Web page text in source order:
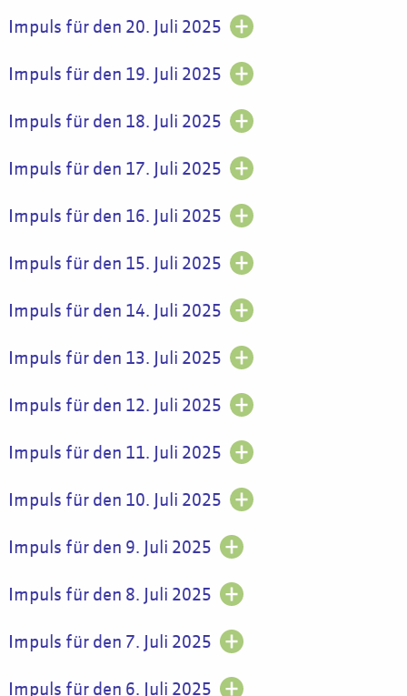
Impuls für den 20. Juli 2025
Impuls für den 19. Juli 2025
Impuls für den 18. Juli 2025
Impuls für den 17. Juli 2025
Impuls für den 16. Juli 2025
Impuls für den 15. Juli 2025
Impuls für den 14. Juli 2025
Impuls für den 13. Juli 2025
Impuls für den 12. Juli 2025
Impuls für den 11. Juli 2025
Impuls für den 10. Juli 2025
Impuls für den 9. Juli 2025
Impuls für den 8. Juli 2025
Impuls für den 7. Juli 2025
Impuls für den 6. Juli 2025